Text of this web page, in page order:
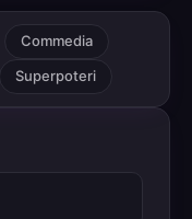
Commedia
Superpoteri